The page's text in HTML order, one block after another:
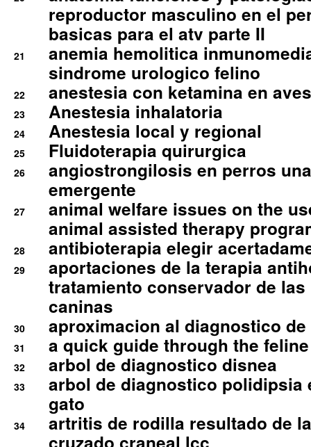
reproductor masculino en el
basicas para el atv parte II
21
anemia hemolitica
sindrome urologico felino
22 anestesia con ketamina en
23 Anestesia inhalatoria
24 Anestesia local y regional
25 Fluidoterapia quirurgica
26
angiostrongilosis en perros
emergente
27
animal welfare issues on the
animal assisted therapy
28 antibioterapia elegir
29
aportaciones de la terapia
tratamiento conservador de
caninas
30 aproximacion al diagnostico
31 a quick guide through the
32 arbol de diagnostico disnea
33
arbol de diagnostico polidipsia
gato
34
artritis de rodilla resultado de
cruzado craneal lcc